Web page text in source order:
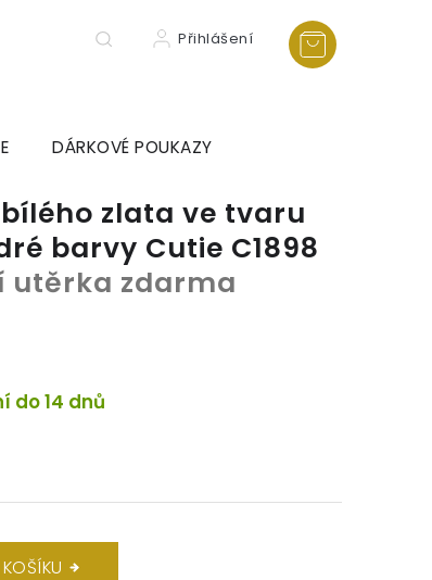
Přihlášení
DÁRKOVÉ POUKAZY
zlata ve tvaru
barvy Cutie C1898
utěrka zdarma
do 14 dnů